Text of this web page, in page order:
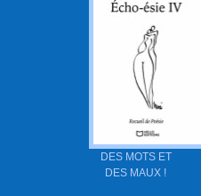
DES MOTS ET
DES MAUX !